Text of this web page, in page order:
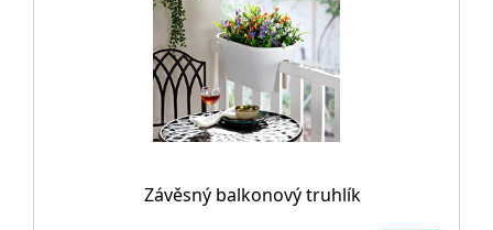
Závěsný balkonový truhlík